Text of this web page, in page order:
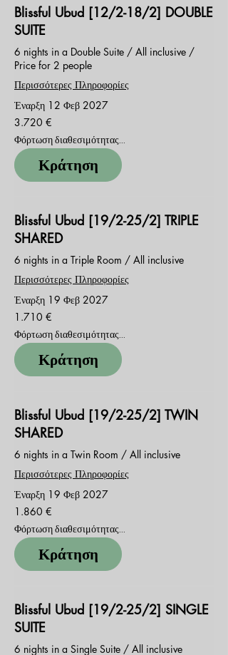
Blissful Ubud [12/2-18/2] DOUBLE
SUITE
6 nights in a Double Suite / All inclusive /
Price for 2 people
Περισσότερες Πληροφορίες
Έναρξη 12 Φεβ 2027
3.720
ευρώ
3.720 €
Φόρτωση διαθεσιμότητας...
Κράτηση
Blissful Ubud [19/2-25/2] TRIPLE
SHARED
6 nights in a Triple Room / All inclusive
Περισσότερες Πληροφορίες
Έναρξη 19 Φεβ 2027
1.710
ευρώ
1.710 €
Φόρτωση διαθεσιμότητας...
Κράτηση
Blissful Ubud [19/2-25/2] TWIN
SHARED
6 nights in a Twin Room / All inclusive
Περισσότερες Πληροφορίες
Έναρξη 19 Φεβ 2027
1.860
ευρώ
1.860 €
Φόρτωση διαθεσιμότητας...
Κράτηση
Blissful Ubud [19/2-25/2] SINGLE
SUITE
6 nights in a Single Suite / All inclusive